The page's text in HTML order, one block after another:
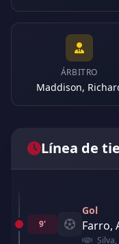
ÁRBITRO
Maddison,
Línea de
9'
Gol
Farro,